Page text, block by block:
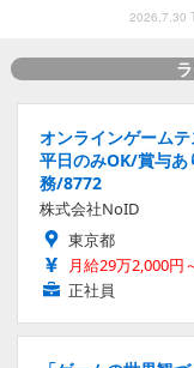
2026.7.30
オンラインゲーム
平日のみOK/賞与
務/8772
株式会社NoID
東京都
月給29万2,000円
正社員